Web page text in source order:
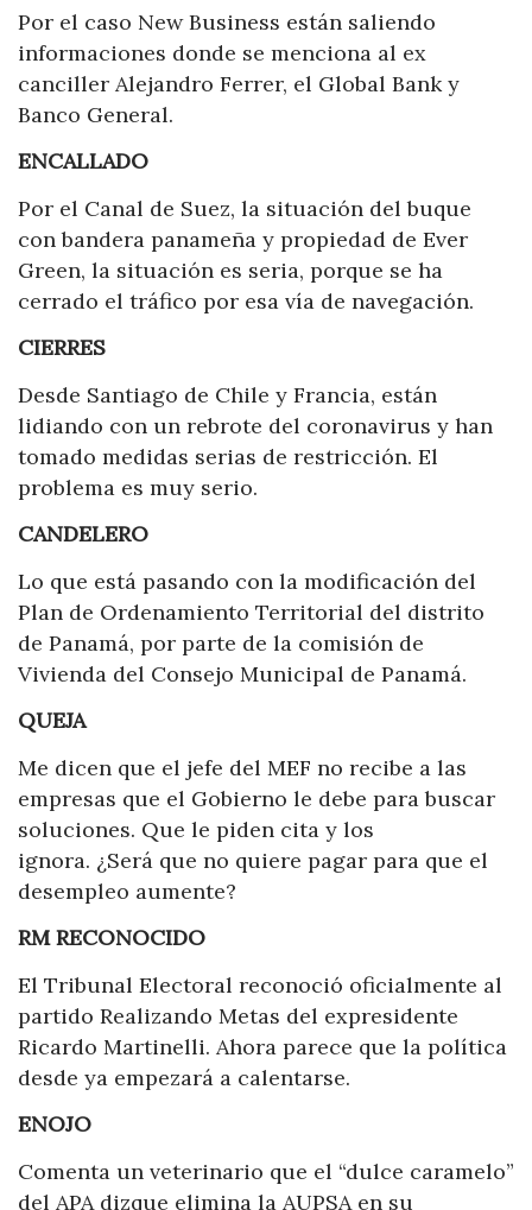
Por el caso New Business están saliendo
informaciones donde se menciona al ex
canciller Alejandro Ferrer, el Global Bank y
Banco General.
ENCALLADO
Por el Canal de Suez, la situación del buque
con bandera panameña y propiedad de Ever
Green, la situación es seria, porque se ha
cerrado el tráfico por esa vía de navegación.
CIERRES
Desde Santiago de Chile y Francia, están
lidiando con un rebrote del coronavirus y han
tomado medidas serias de restricción. El
problema es muy serio.
CANDELERO
Lo que está pasando con la modificación del
Plan de Ordenamiento Territorial del distrito
de Panamá, por parte de la comisión de
Vivienda del Consejo Municipal de Panamá.
QUEJA
Me dicen que el jefe del MEF no recibe a las
empresas que el Gobierno le debe para buscar
soluciones. Que le piden cita y los
ignora. ¿Será que no quiere pagar para que el
desempleo aumente?
RM RECONOCIDO
El Tribunal Electoral reconoció oficialmente al
partido Realizando Metas del expresidente
Ricardo Martinelli. Ahora parece que la política
desde ya empezará a calentarse.
ENOJO
Comenta un veterinario que el “dulce caramelo”
del APA dizque elimina la AUPSA en su